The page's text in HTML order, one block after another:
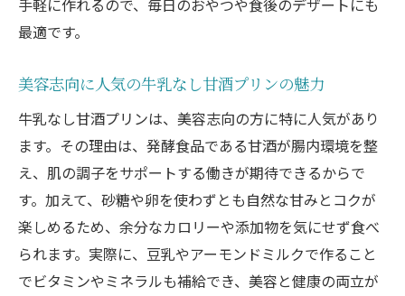
手軽に作れるので、毎日のおやつや食後のデザートにも
最適です。
美容志向に人気の牛乳なし甘酒プリンの魅力
牛乳なし甘酒プリンは、美容志向の方に特に人気があり
ます。その理由は、発酵食品である甘酒が腸内環境を整
え、肌の調子をサポートする働きが期待できるからで
す。加えて、砂糖や卵を使わずとも自然な甘みとコクが
楽しめるため、余分なカロリーや添加物を気にせず食べ
られます。実際に、豆乳やアーモンドミルクで作ること
でビタミンやミネラルも補給でき、美容と健康の両立が